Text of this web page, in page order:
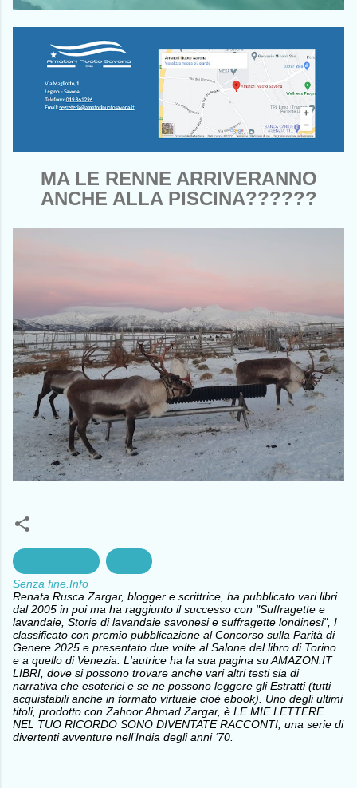
MA LE RENNE ARRIVERANNO
ANCHE ALLA PISCINA??????
Senza fine.Info
Renata Rusca Zargar, blogger e scrittrice, ha pubblicato vari libri
dal 2005 in poi ma ha raggiunto il successo con "Suffragette e
lavandaie, Storie di lavandaie savonesi e suffragette londinesi", I
classificato con premio pubblicazione al Concorso sulla Parità di
Genere 2025 e presentato due volte al Salone del libro di Torino
e a quello di Venezia. L'autrice ha la sua pagina su AMAZON.IT
LIBRI, dove si possono trovare anche vari altri testi sia di
narrativa che esoterici e se ne possono leggere gli Estratti (tutti
acquistabili anche in formato virtuale cioè ebook). Uno degli ultimi
titoli, prodotto con Zahoor Ahmad Zargar, è LE MIE LETTERE
NEL TUO RICORDO SONO DIVENTATE RACCONTI, una serie di
divertenti avventure nell’India degli anni ‘70.